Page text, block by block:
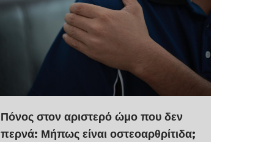
Πόνος στον αριστερό ώμο που δεν
περνά: Μήπως είναι οστεοαρθρίτιδα;